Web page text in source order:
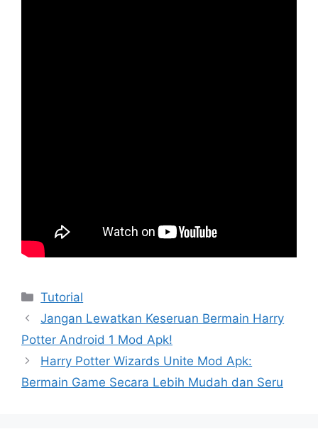
Kategori
Tutorial
Jangan Lewatkan Keseruan Bermain Harry
Potter Android 1 Mod Apk!
Harry Potter Wizards Unite Mod Apk:
Bermain Game Secara Lebih Mudah dan Seru